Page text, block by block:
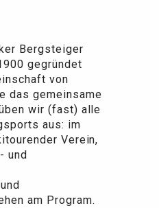
Bergsteiger
gegründet
von
das gemeinsame
wir (fast) alle
aus: im
Verein,
und
am Program.